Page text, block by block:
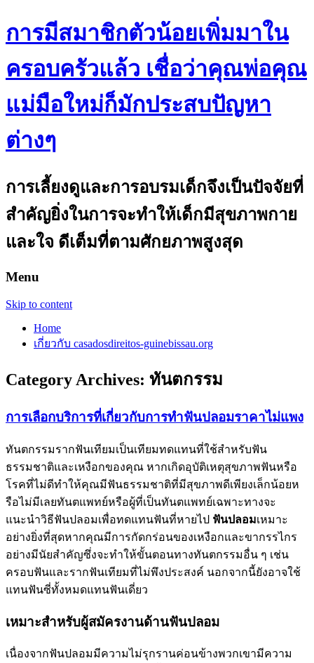
การมีสมาชิกตัวน้อยเพิ่มมาใน
ครอบครัวแล้ว เชื่อว่าคุณพ่อคุณ
แม่มือใหม่ก็มักประสบปัญหา
ต่างๆ
การเลี้ยงดูและการอบรมเด็กจึงเป็นปัจจัยที่
สำคัญยิ่งในการจะทำให้เด็กมีสุขภาพกาย
และใจ ดีเต็มที่ตามศักยภาพสูงสุด
Menu
Skip to content
Home
เกี่ยวกับ casadosdireitos-guinebissau.org
Category Archives: ทันตกรรม
การเลือกบริการที่เกี่ยวกับการทำฟันปลอมราคาไม่แพง
ทันตกรรมรากฟันเทียมเป็นเทียมทดแทนที่ใช้สำหรับฟัน
ธรรมชาติและเหงือกของคุณ หากเกิดอุบัติเหตุสุขภาพฟันหรือ
โรคที่ไม่ดีทำให้คุณมีฟันธรรมชาติที่มีสุขภาพดีเพียงเล็กน้อยห
รือไม่มีเลยทันตแพทย์หรือผู้ที่เป็นทันตแพทย์เฉพาะทางจะ
แนะนำวิธีฟันปลอมเพื่อทดแทนฟันที่หายไป ฟันปลอมเหมาะ
อย่างยิ่งที่สุดหากคุณมีการกัดกร่อนของเหงือกและขากรรไกร
อย่างมีนัยสำคัญซึ่งจะทำให้ขั้นตอนทางทันตกรรมอื่น ๆ เช่น
ครอบฟันและรากฟันเทียมที่ไม่พึงประสงค์ นอกจากนี้ยังอาจใช้
แทนฟันซี่ทั้งหมดแทนฟันเดี่ยว
เหมาะสำหรับผู้สมัครงานด้านฟันปลอม
เนื่องจากฟันปลอมมีความไม่รุกรานค่อนข้างพวกเขามีความ